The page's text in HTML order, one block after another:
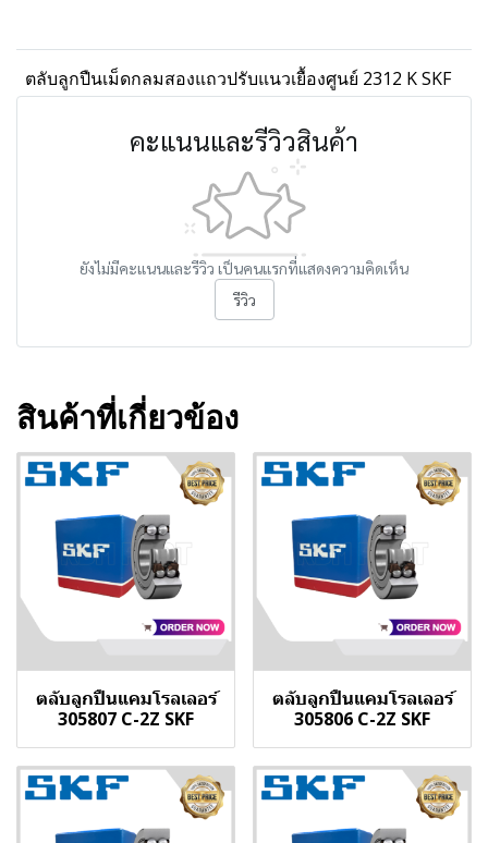
ตลับลูกปืนเม็ดกลมสองแถวปรับแนวเยื้องศูนย์ 2312 K SKF
คะแนนและรีวิวสินค้า
ยังไม่มีคะแนนและรีวิว เป็นคนแรกที่แสดงความคิดเห็น
รีวิว
สินค้าที่เกี่ยวข้อง
ตลับลูกปืนแคมโรลเลอร์
305807 C-2Z SKF
ตลับลูกปืนแคมโรลเลอร์
305806 C-2Z SKF